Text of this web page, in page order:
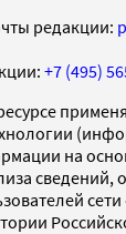
редакции:
+7 (495)
на
сведений,
сети